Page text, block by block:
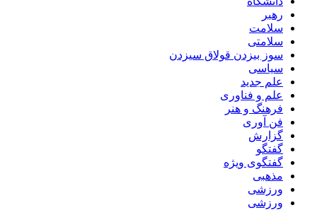
رهبر
سلامت
سلامتی
سوز بیزدن قولاق سیزدن
سیاسی
علم جدید
علم و فناوری
فرهنگ و هنر
فن آوری
گزارش
گفتگو
گفتگوی ویژه
مذهبی
ورزشی
ورزشی